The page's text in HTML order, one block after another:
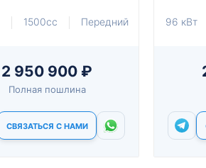
1500cc Передний
2 950 900 ₽
Полная пошлина
СВЯЗАТЬСЯ С НАМИ
96 кВт